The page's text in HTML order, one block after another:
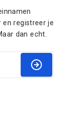
en registreer je
dan echt.